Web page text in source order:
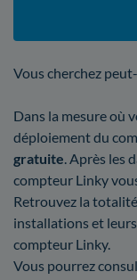
Vous cherchez
Dans la mesure où
déploiement du
gratuite. Après les
compteur Linky
Retrouvez la
installations et
compteur Linky.
Vous pourrez